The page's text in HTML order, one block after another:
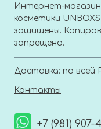
Интернет-магазин
косметики
защищены.
запрещено.
Доставка: по всей
Контакты
+7 (981) 907-